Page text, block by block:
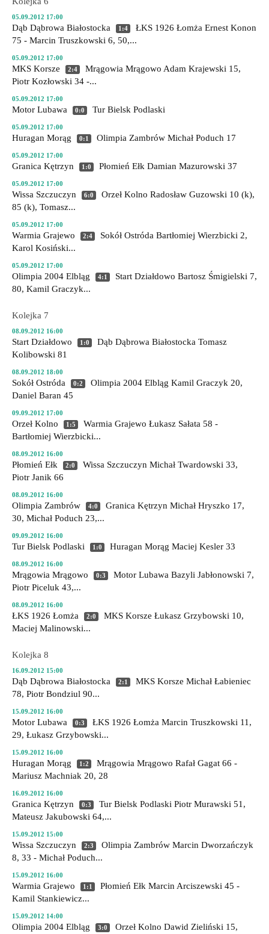
05.09.2012 17:00
Dąb Dąbrowa Białostocka 1:4 ŁKS 1926 Łomża Ernest Konon
75 - Marcin Truszkowski 6, 50,...
05.09.2012 17:00
MKS Korsze 2:4 Mrągowia Mrągowo Adam Krajewski 15,
Piotr Kozłowski 34 -...
05.09.2012 17:00
Motor Lubawa 0:0 Tur Bielsk Podlaski
05.09.2012 17:00
Huragan Morąg 0:1 Olimpia Zambrów Michał Poduch 17
05.09.2012 17:00
Granica Kętrzyn 1:0 Płomień Ełk Damian Mazurowski 37
05.09.2012 17:00
Wissa Szczuczyn 6:0 Orzeł Kolno Radosław Guzowski 10 (k),
85 (k), Tomasz...
05.09.2012 17:00
Warmia Grajewo 2:4 Sokół Ostróda Bartłomiej Wierzbicki 2,
Karol Kosiński...
05.09.2012 17:00
Olimpia 2004 Elbląg 4:1 Start Działdowo Bartosz Śmigielski 7,
80, Kamil Graczyk...
Kolejka 7
08.09.2012 16:00
Start Działdowo 1:0 Dąb Dąbrowa Białostocka Tomasz
Kolibowski 81
08.09.2012 18:00
Sokół Ostróda 0:2 Olimpia 2004 Elbląg Kamil Graczyk 20,
Daniel Baran 45
09.09.2012 17:00
Orzeł Kolno 1:5 Warmia Grajewo Łukasz Sałata 58 -
Bartłomiej Wierzbicki...
08.09.2012 16:00
Płomień Ełk 2:0 Wissa Szczuczyn Michał Twardowski 33,
Piotr Janik 66
08.09.2012 16:00
Olimpia Zambrów 4:0 Granica Kętrzyn Michał Hryszko 17,
30, Michał Poduch 23,...
09.09.2012 16:00
Tur Bielsk Podlaski 1:0 Huragan Morąg Maciej Kesler 33
08.09.2012 16:00
Mrągowia Mrągowo 0:3 Motor Lubawa Bazyli Jabłonowski 7,
Piotr Piceluk 43,...
08.09.2012 16:00
ŁKS 1926 Łomża 2:0 MKS Korsze Łukasz Grzybowski 10,
Maciej Malinowski...
Kolejka 8
16.09.2012 15:00
Dąb Dąbrowa Białostocka 2:1 MKS Korsze Michał Łabieniec
78, Piotr Bondziul 90...
15.09.2012 16:00
Motor Lubawa 0:3 ŁKS 1926 Łomża Marcin Truszkowski 11,
29, Łukasz Grzybowski...
15.09.2012 16:00
Huragan Morąg 1:2 Mrągowia Mrągowo Rafał Gagat 66 -
Mariusz Machniak 20, 28
16.09.2012 16:00
Granica Kętrzyn 0:3 Tur Bielsk Podlaski Piotr Murawski 51,
Mateusz Jakubowski 64,...
15.09.2012 15:00
Wissa Szczuczyn 2:3 Olimpia Zambrów Marcin Dworzańczyk
8, 33 - Michał Poduch...
15.09.2012 16:00
Warmia Grajewo 1:1 Płomień Ełk Marcin Arciszewski 45 -
Kamil Stankiewicz...
15.09.2012 14:00
Olimpia 2004 Elbląg 3:0 Orzeł Kolno Dawid Zieliński 15,